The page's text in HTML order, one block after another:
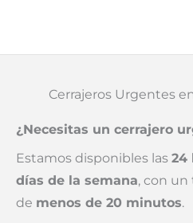
Cerrajeros Urgentes
¿Necesitas un cerrajero
Estamos disponibles las 24
días de la semana, con
de menos de 20 minutos.